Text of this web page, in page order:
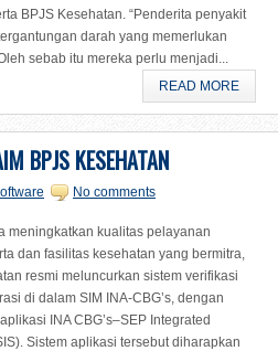
BPJS Kesehatan. “Penderita penyakit
darah yang memerlukan
sebab itu mereka perlu menjadi...
READ MORE
BPJS KESEHATAN
No comments
meningkatkan kualitas pelayanan
dan fasilitas kesehatan yang bermitra,
resmi meluncurkan sistem verifikasi
di dalam SIM INA-CBG’s, dengan
INA CBG’s–SEP Integrated
Sistem aplikasi tersebut diharapkan